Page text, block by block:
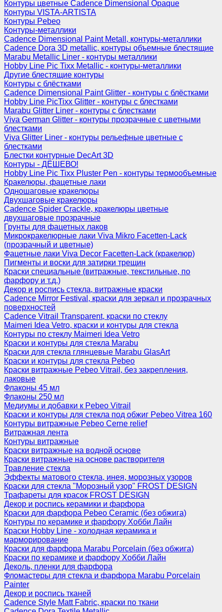
Контуры цветные Cadence Dimensional Opaque
Контуры VISTA-ARTISTA
Контуры Pebeo
Контуры-металлики
Cadence Dimensional Paint Metall, контуры-металлики
Cadence Dora 3D metallic, контуры объемные блестящие
Marabu Metallic Liner - контуры металлики
Hobby Line Pic Tixx Metallic - контуры-металлики
Другие блестящие контуры
Контуры с блёстками
Cadence Dimensional Paint Glitter - контуры с блёстками
Hobby Line PicTixx Glitter - контуры с блестками
Marabu Glitter Liner - контуры с блестками
Viva German Glitter - контуры прозрачные с цветными
блестками
Viva Glitter Liner - контуры рельефные цветные с
блестками
Блестки контурные DecArt 3D
Контуры - ДЁШЕВО!
Hobby Line Pic Tixx Pluster Pen - контуры термообъемные
Кракелюры, фацетные лаки
Одношаговые кракелюры
Двухшаговые кракелюры
Cadence Spider Crackle, кракелюры цветные
двухшаговые прозрачные
Грунты для фацетных лаков
Микрокракелюрные лаки Viva Mikro Facetten-Lack
(прозрачный и цветные)
Фацетные лаки Viva Decor Facetten-Lack (кракелюр)
Пигменты и воски для затирки трещин
Краски специальные (витражные, текстильные, по
фарфору и т.д.)
Декор и роспись стекла, витражные краски
Cadence Mirror Festival, краски для зеркал и прозрачных
поверхностей
Cadence Vitrail Transparent, краски по стеклу
Maimeri Idea Vetro, краски и контуры для стекла
Контуры по стеклу Maimeri Idea Vetro
Краски и контуры для стекла Marabu
Краски для стекла глянцевые Marabu GlasArt
Краски и контуры для стекла Pebeo
Краски витражные Pebeo Vitrail, без закрепления,
лаковые
Флаконы 45 мл
Флаконы 250 мл
Медиумы и добавки к Pebeo Vitrail
Краски и контуры для стекла под обжиг Pebeo Vitrea 160
Контуры витражные Pebeo Cerne relief
Витражная лента
Контуры витражные
Краски витражные на водной основе
Краски витражные на основе растворителя
Травление стекла
Эффекты матового стекла, инея, морозных узоров
Краски для стекла "Морозный узор" FROST DESIGN
Трафареты для красок FROST DESIGN
Декор и роспись керамики и фарфора
Краски для фарфора Pebeo Ceramic (без обжига)
Контуры по керамике и фарфору Хобби Лайн
Краски Hobby Line - холодная керамика и
марморирование
Краски для фарфора Marabu Porcelain (без обжига)
Краски по керамике и фарфору Хобби Лайн
Деколь, пленки для фарфора
Фломастеры для стекла и фарфора Marabu Porcelain
Painter
Декор и роспись тканей
Cadence Style Matt Fabric, краски по ткани